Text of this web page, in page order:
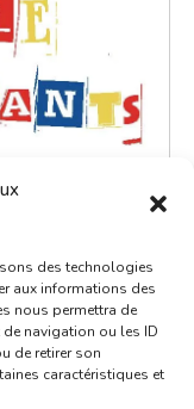
des technologies
aux informations des
nous permettra de
navigation ou les ID
de retirer son
caractéristiques et